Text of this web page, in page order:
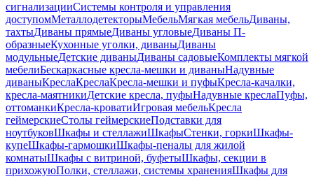
сигнализацииСистемы контроля и управления
доступомМеталлодетекторыМебельМягкая мебельДиваны,
тахтыДиваны прямыеДиваны угловыеДиваны П-
образныеКухонные уголки, диваныДиваны
модульныеДетские диваныДиваны садовыеКомплекты мягкой
мебелиБескаркасные кресла-мешки и диваныНадувные
диваныКреслаКреслаКресла-мешки и пуфыКресла-качалки,
кресла-маятникиДетские кресла, пуфыНадувные креслаПуфы,
оттоманкиКресла-кроватиИгровая мебельКресла
геймерскиеСтолы геймерскиеПодставки для
ноутбуковШкафы и стеллажиШкафыСтенки, горкиШкафы-
купеШкафы-гармошкиШкафы-пеналы для жилой
комнатыШкафы с витриной, буфетыШкафы, секции в
прихожуюПолки, стеллажи, системы храненияШкафы для